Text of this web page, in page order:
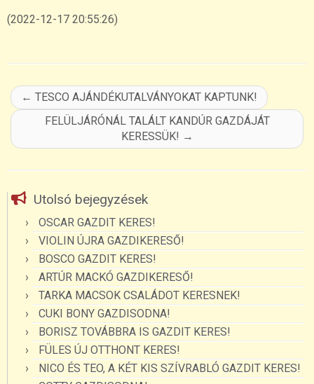
(2022-12-17 20:55:26)
← TESCO AJÁNDÉKUTALVÁNYOKAT KAPTUNK!
FELÜLJÁRÓNÁL TALÁLT KANDÚR GAZDÁJÁT
KERESSÜK! →
Utolsó bejegyzések
OSCAR GAZDIT KERES!
VIOLIN ÚJRA GAZDIKERESŐ!
BOSCO GAZDIT KERES!
ARTÚR MACKÓ GAZDIKERESŐ!
TARKA MACSOK CSALÁDOT KERESNEK!
CUKI BONY GAZDISODNA!
BORISZ TOVÁBBRA IS GAZDIT KERES!
FÜLES ÚJ OTTHONT KERES!
NICO ÉS TEO, A KÉT KIS SZÍVRABLÓ GAZDIT KERES!